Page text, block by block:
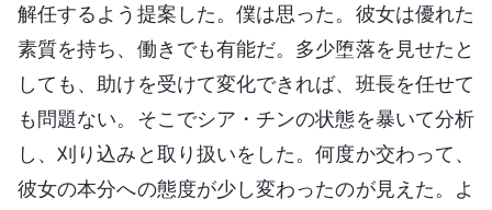
解任するよう提案した。僕は思った。彼女は優れた
素質を持ち、働きでも有能だ。多少堕落を見せたと
しても、助けを受けて変化できれば、班長を任せて
も問題ない。そこでシア・チンの状態を暴いて分析
し、刈り込みと取り扱いをした。何度か交わって、
彼女の本分への態度が少し変わったのが見えた。よ